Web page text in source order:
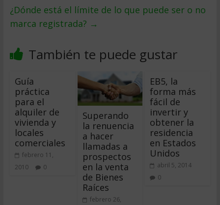
¿Dónde está el límite de lo que puede ser o no
marca registrada? →
También te puede gustar
Guía
práctica
para el
alquiler de
vivienda y
locales
comerciales
febrero 11,
2010
0
Superando
la renuencia
a hacer
llamadas a
prospectos
en la venta
de Bienes
Raíces
febrero 26,
EB5, la
forma más
fácil de
invertir y
obtener la
residencia
en Estados
Unidos
abril 5, 2014
0